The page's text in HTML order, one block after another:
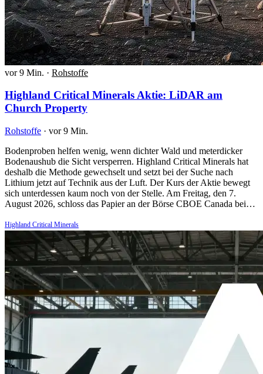
vor 9 Min. · Rohstoffe
Highland Critical Minerals Aktie: LiDAR am
Church Property
Rohstoffe · vor 9 Min.
Bodenproben helfen wenig, wenn dichter Wald und meterdicker
Bodenaushub die Sicht versperren. Highland Critical Minerals hat
deshalb die Methode gewechselt und setzt bei der Suche nach
Lithium jetzt auf Technik aus der Luft. Der Kurs der Aktie bewegt
sich unterdessen kaum noch von der Stelle. Am Freitag, den 7.
August 2026, schloss das Papier an der Börse CBOE Canada bei…
Highland Critical Minerals